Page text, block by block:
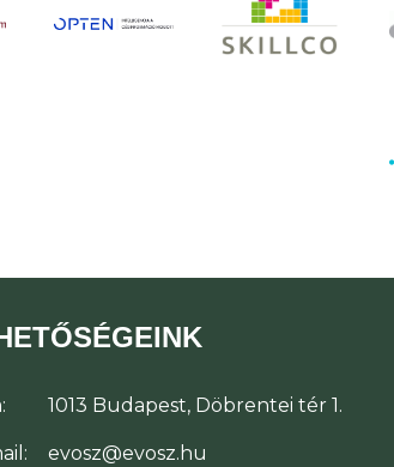
1013 Budapest, Döbrentei tér 1.
evosz@evosz.hu